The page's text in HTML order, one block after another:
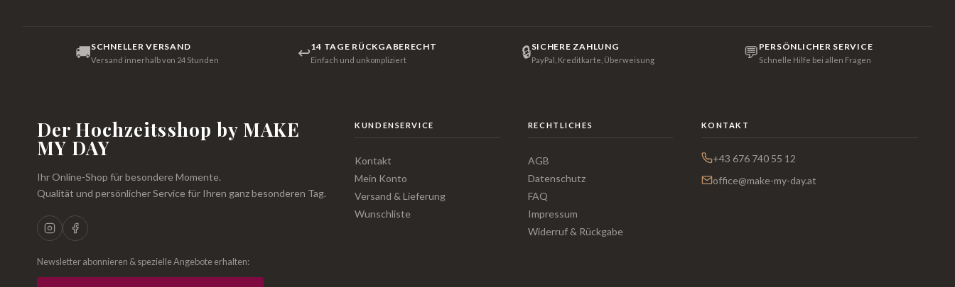
🚚SCHNELLER VERSAND
Versand innerhalb von 24 Stunden ↩14 TAGE RÜCKGABERECHT
Einfach und unkompliziert 🔒SICHERE ZAHLUNG
PayPal, Kreditkarte, Überweisung 💬 PERSÖNLICHER SERVICE
Schnelle Hilfe bei allen Fragen
Der Hochzeitsshop by MAKE
MY DAY
Ihr Online-Shop für besondere Momente.
Qualität und persönlicher Service für Ihren ganz besonderen Tag.
Newsletter abonnieren & spezielle Angebote erhalten:
KUNDENSERVICE
Kontakt
Mein Konto
Versand & Lieferung
Wunschliste
RECHTLICHES
AGB
Datenschutz
FAQ
Impressum
Widerruf & Rückgabe
KONTAKT
+43 676 740 55 12
office@make-my-day.at